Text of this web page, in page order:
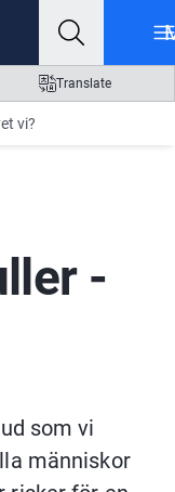
Translate
vi?
-
som vi
människor